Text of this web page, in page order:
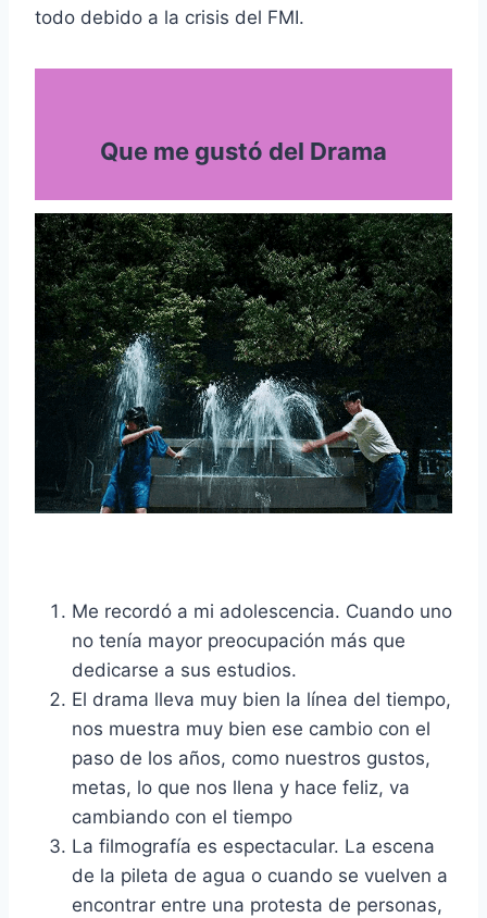
todo debido a la crisis del FMI.
Que me gustó del Drama
Me recordó a mi adolescencia. Cuando uno
no tenía mayor preocupación más que
dedicarse a sus estudios.
El drama lleva muy bien la línea del tiempo,
nos muestra muy bien ese cambio con el
paso de los años, como nuestros gustos,
metas, lo que nos llena y hace feliz, va
cambiando con el tiempo
La filmografía es espectacular. La escena
de la pileta de agua o cuando se vuelven a
encontrar entre una protesta de personas,